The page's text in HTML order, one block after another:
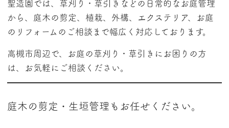
聖造園では、草刈り・草引きなどの日常的なお庭管理
から、庭木の剪定、植栽、外構、エクステリア、お庭
のリフォームのご相談まで幅広く対応しております。
高槻市周辺で、お庭の草刈り・草引きにお困りの方
は、お気軽にご相談ください。
庭木の剪定・生垣管理もお任せください。